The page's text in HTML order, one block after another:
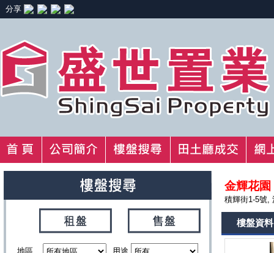
分享
地區 用途
金輝花園
積輝街1-5號,
樓盤資料